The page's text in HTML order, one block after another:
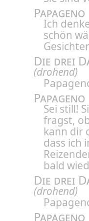
Papageno
Ich
schön
Die drei
(drohend)
Papageno
Sei still!
fragst,
kann dir
dass ich
bald
Die drei
(drohend)
Papageno